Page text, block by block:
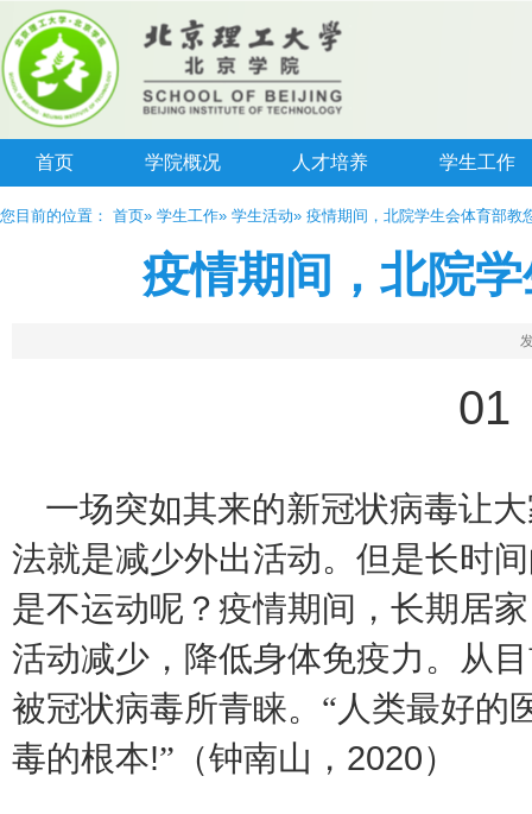
首页 学院概况 人才培养 学生工作
您目前的位置： 首页» 学生工作» 学生活动» 疫情期间，北院学生会体育部教
疫情期间，北院
一场突如其来的新冠状病毒让
法就是减少外出活动。但是长时
是不运动呢？疫情期间，长期居
活动减少，降低身体免疫力。从
被冠状病毒所青睐。“人类最好的
毒的根本!”（钟南山， 2020）